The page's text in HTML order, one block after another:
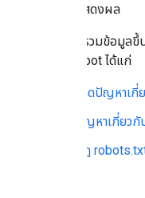
หากไม่แสดงผล
การรวบรวมข้อมูล
Googlebot ได้แก่
เกิดปัญหาเกี่
ปัญหาเกี่ยวกั
กฎ